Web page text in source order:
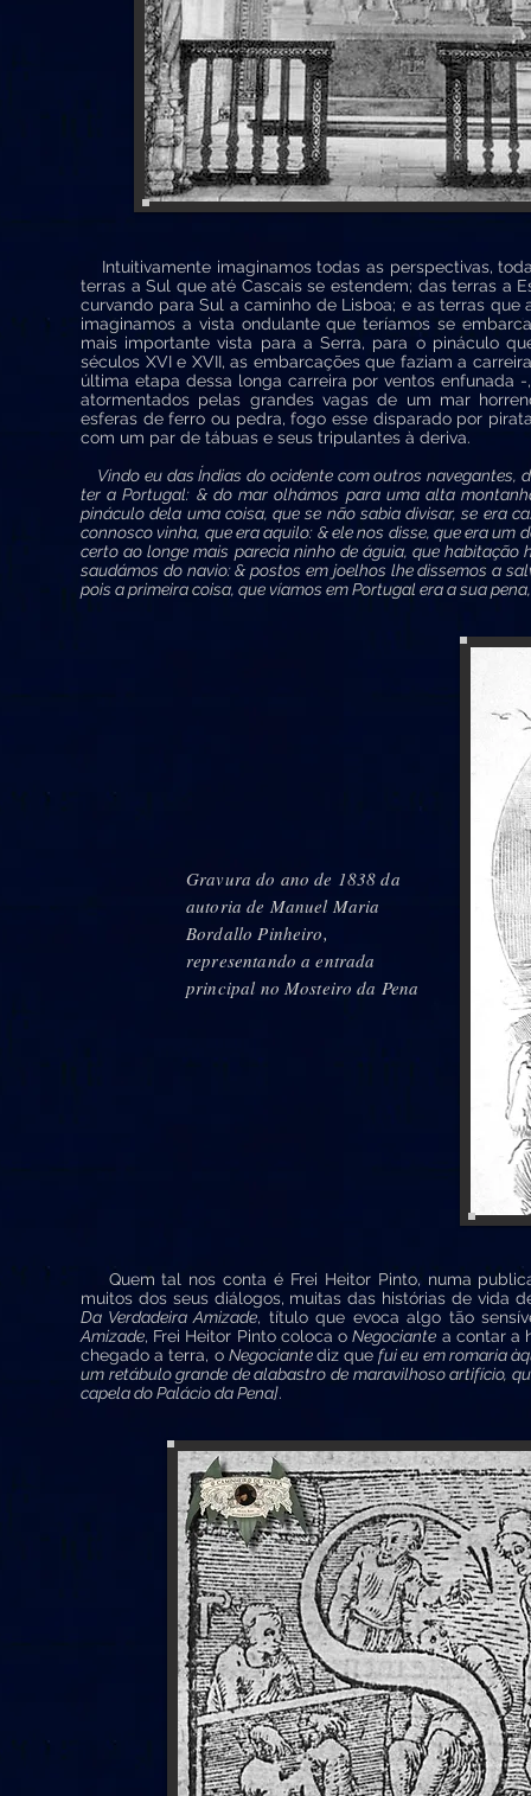
Intuitivamente imaginamos todas as perspectivas,
terras a Sul que até Cascais se estendem; das terras a
curvando para Sul a caminho de Lisboa; e as terras
imaginamos a vista ondulante que teríamos se
mais importante vista para a Serra, para o pináculo
séculos XVI e XVII, as embarcações que faziam a
última etapa dessa longa carreira por ventos enfunada
atormentados pelas grandes vagas de um mar
esferas de ferro ou pedra, fogo esse disparado por
com um par de tábuas e seus tripulantes à deriva.
Vindo eu das Índias do ocidente com outros navegantes,
ter a Portugal: & do mar olhámos para uma alta
pináculo dela uma coisa, que se não sabia divisar, se era
connosco vinha, que era aquilo: & ele nos disse, que era um
certo ao longe mais parecia ninho de águia, que habitação
saudámos do navio: & postos em joelhos lhe dissemos a
pois a primeira coisa, que víamos em Portugal era a sua
Gravura do ano de 1838 da
autoria de Manuel Maria
Bordallo Pinheiro,
representando a entrada
principal no Mosteiro da Pena
Quem tal nos conta é Frei Heitor Pinto, numa
muitos dos seus diálogos, muitas das histórias de vida
Da Verdadeira Amizade, título que evoca algo tão
Amizade, Frei Heitor Pinto coloca oNegociante a contar a
chegado a terra, o Negociantediz quefui eu em romaria
um retábulo grande de alabastro de maravilhoso artifício,
capela do Palácio da Pena].